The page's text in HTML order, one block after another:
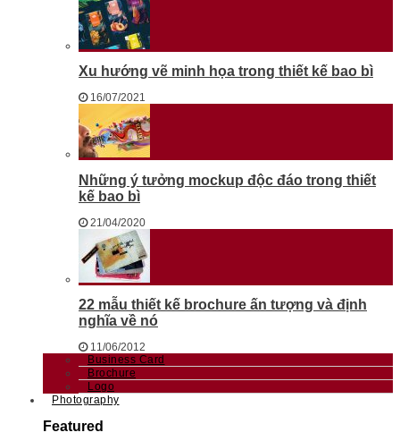
Xu hướng vẽ minh họa trong thiết kế bao bì
16/07/2021
Những ý tưởng mockup độc đáo trong thiết
kế bao bì
21/04/2020
22 mẫu thiết kế brochure ấn tượng và định
nghĩa về nó
11/06/2012
Business Card
Brochure
Logo
Photography
Featured